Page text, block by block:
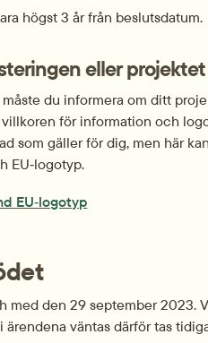
högst 3 år från beslutsdatum.
eller
måste du informera om ditt
för information och
som gäller för dig, men här
EU‑logotyp.
EU‑logotyp
med den 29 september 2023.
väntas därför tas